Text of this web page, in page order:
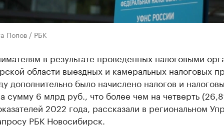
Попов / РБК
в результате проведенных налоговыми
области выездных и камеральных налоговых
дополнительно было начислено налогов и
сумму 6 млрд руб., что более чем на четверть
2022 года, рассказали в региональном
РБК Новосибирск.